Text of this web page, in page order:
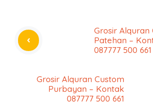
Grosir Alquran
Patehan –
087777 500 661
Grosir Alquran Custom
Purbayan – Kontak
087777 500 661